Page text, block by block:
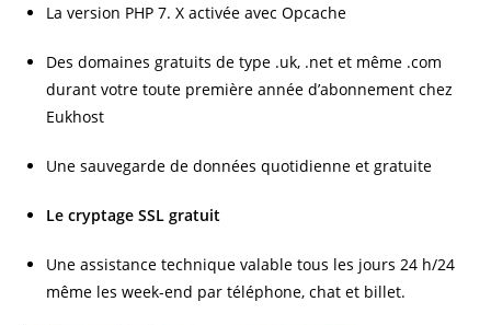
La version PHP 7. X activée avec Opcache
Des domaines gratuits de type .uk, .net et même .com
durant votre toute première année d’abonnement chez
Eukhost
Une sauvegarde de données quotidienne et gratuite
Le cryptage SSL gratuit
Une assistance technique valable tous les jours 24 h/24
même les week-end par téléphone, chat et billet.